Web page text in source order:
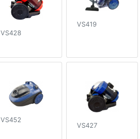
VS428
VS419
VS452
VS427